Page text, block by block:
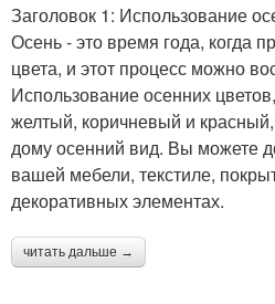
Заголовок 1: Использование
Осень - это время года, когда
цвета, и этот процесс можно
Использование осенних
желтый, коричневый и
дому осенний вид. Вы можете
вашей мебели, текстиле,
декоративных элементах.
читать дальше →